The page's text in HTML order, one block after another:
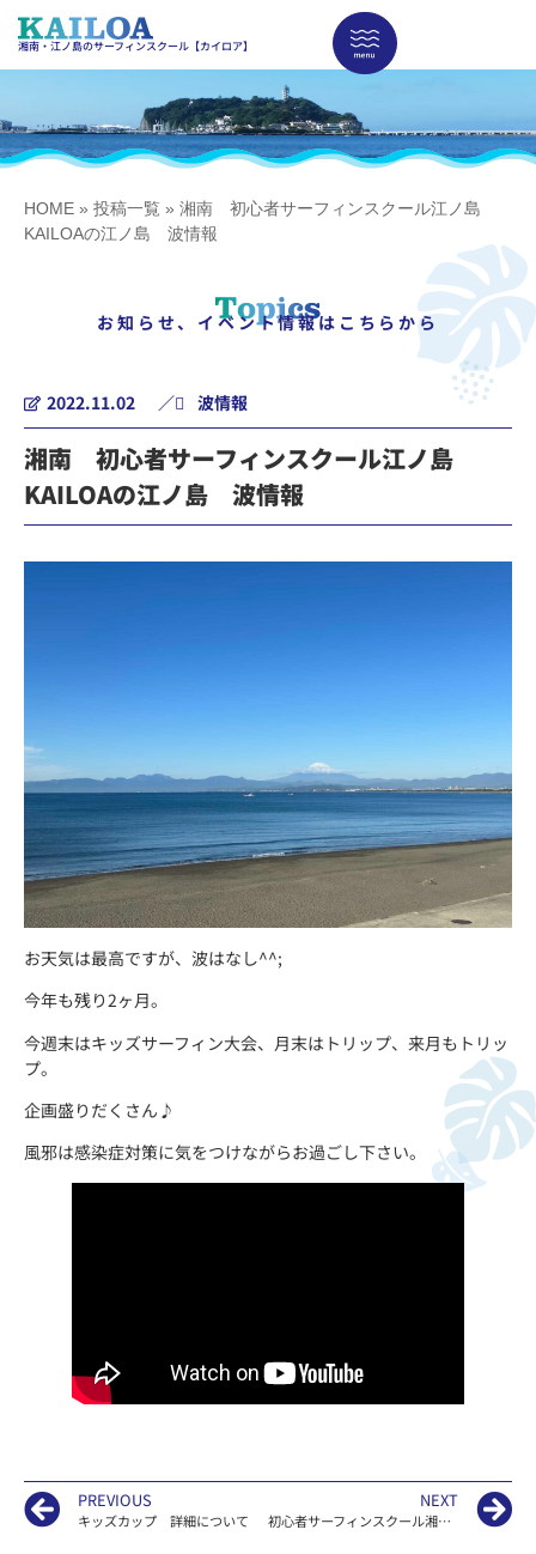
湘南・江ノ島のサーフィンスクール【カイロア】
HOME » 投稿一覧 » 湘南 初心者サーフィンスクール江ノ島
KAILOAの江ノ島 波情報
お知らせ、イベント情報はこちらから
2022.11.02 ／ 波情報
湘南 初心者サーフィンスクール江ノ島
KAILOAの江ノ島 波情報
お天気は最高ですが、波はなし^^;
今年も残り2ヶ月。
今週末はキッズサーフィン大会、月末はトリップ、来月もトリッ
プ。
企画盛りだくさん♪
風邪は感染症対策に気をつけながらお過ごし下さい。
PREVIOUS
キッズカップ 詳細について
NEXT
初心者サーフィンスクール湘南KAILOAの江ノ島 波情報